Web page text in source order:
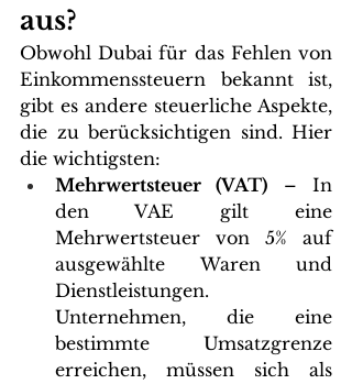
aus?
Obwohl Dubai für das Fehlen von
Einkommenssteuern bekannt ist,
gibt es andere steuerliche Aspekte,
die zu berücksichtigen sind. Hier
die wichtigsten:
Mehrwertsteuer (VAT) – In
den VAE gilt eine
Mehrwertsteuer von 5% auf
ausgewählte Waren und
Dienstleistungen.
Unternehmen, die eine
bestimmte Umsatzgrenze
erreichen, müssen sich als